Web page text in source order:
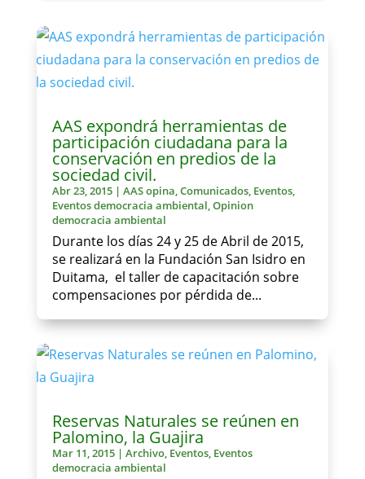
AAS expondrá herramientas de
participación ciudadana para la
conservación en predios de la
sociedad civil.
Abr 23, 2015| AAS opina,Comunicados, Eventos,
Eventos democracia ambiental,Opinion
democracia ambiental
Durante los días 24 y 25 de Abril de 2015,
se realizará en la Fundación San Isidro en
Duitama, el taller de capacitación sobre
compensaciones por pérdida de...
Reservas Naturales se reúnen en
Palomino, la Guajira
Mar 11, 2015| Archivo, Eventos, Eventos
democracia ambiental